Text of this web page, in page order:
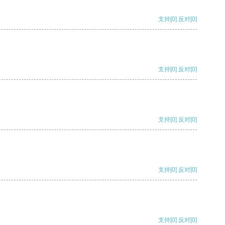
支持[0] 反对[0]
支持[0] 反对[0]
支持[0] 反对[0]
支持[0] 反对[0]
支持[0] 反对[0]